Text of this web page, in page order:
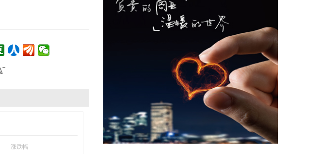
涨跌幅
2026-08-08 14:10:15
据南京发布，8月4日，“南京聚信天晟股权投资合伙
企业（有限合伙）”正式落地紫金山国际科创基金街
区。基金规模10.01亿元，管理人为中信聚信（北
京）资本管理有限公司，其向上穿透的实际控制人为
中信集团，管理人整体管理规模超百亿元。该基金在
2026紫金山创投大会上签约启动组建，将重点投向新
一代信息技术、高端装备、新材料、新能源、生物医
药及新消费等领域，为南京科创产业注入新的资本动
能。
2026-08-08 14:06:16